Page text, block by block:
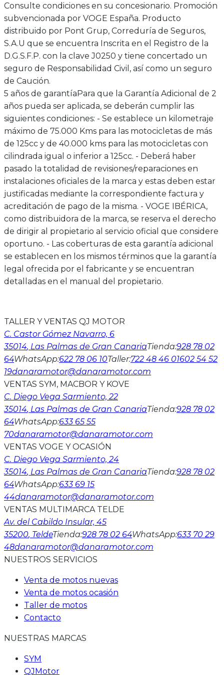
Consulte condiciones en su concesionario. Promoción
subvencionada por VOGE España. Producto
distribuido por Pont Grup, Correduría de Seguros,
S.A.U que se encuentra Inscrita en el Registro de la
D.G.S.F.P. con la clave J0250 y tiene concertado un
seguro de Responsabilidad Civil, así como un seguro
de Caución.
5 años de garantíaPara que la Garantía Adicional de 2
años pueda ser aplicada, se deberán cumplir las
siguientes condiciones: - Se establece un kilometraje
máximo de 75.000 Kms para las motocicletas de más
de 125cc y de 40.000 kms para las motocicletas con
cilindrada igual o inferior a 125cc. - Deberá haber
pasado la totalidad de revisiones/reparaciones en
instalaciones oficiales de la marca y estas deben estar
justificadas mediante la correspondiente factura y
acreditación de pago de la misma. - VOGE IBÉRICA,
como distribuidora de la marca, se reserva el derecho
de dirigir al propietario al servicio oficial que considere
oportuno. - Las coberturas de esta garantía adicional
se establecen en los mismos términos que la garantía
legal ofrecida por el fabricante y se encuentran
detalladas en el manual del propietario.
TALLER Y VENTAS QJ MOTOR
C. Castor Gómez Navarro, 6
35014, Las Palmas de Gran CanariaTienda:928 78 02
64WhatsApp:622 78 06 10Taller:722 48 46 01602 54 52
19danaramotor@danaramotor.com
VENTAS SYM, MACBOR Y KOVE
C. Diego Vega Sarmiento, 22
35014, Las Palmas de Gran CanariaTienda:928 78 02
64WhatsApp:633 65 55
70danaramotor@danaramotor.com
VENTAS VOGE Y OCASIÓN
C. Diego Vega Sarmiento, 24
35014, Las Palmas de Gran CanariaTienda:928 78 02
64WhatsApp:633 69 15
44danaramotor@danaramotor.com
VENTAS MULTIMARCA TELDE
Av. del Cabildo Insular, 45
35200, TeldeTienda:928 78 02 64WhatsApp:633 70 29
48danaramotor@danaramotor.com
NUESTROS SERVICIOS
Venta de motos nuevas
Venta de motos ocasión
Taller de motos
Contacto
NUESTRAS MARCAS
SYM
QJMotor